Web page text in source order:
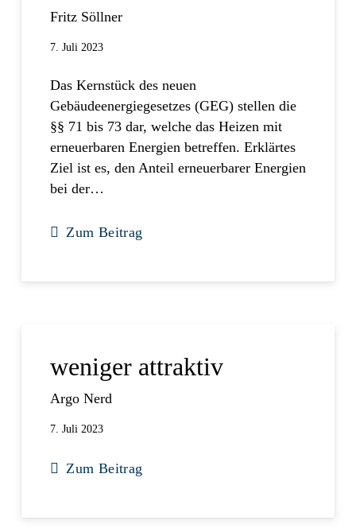
Fritz Söllner
7. Juli 2023
Das Kernstück des neuen
Gebäudeenergiegesetzes (GEG) stellen die
§§ 71 bis 73 dar, welche das Heizen mit
erneuerbaren Energien betreffen. Erklärtes
Ziel ist es, den Anteil erneuerbarer Energien
bei der…
Zum Beitrag
weniger attraktiv
Argo Nerd
7. Juli 2023
Zum Beitrag